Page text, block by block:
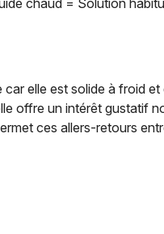
chaud = Solution
elle est solide à froid
offre un intérêt gustatif
ces allers-retours